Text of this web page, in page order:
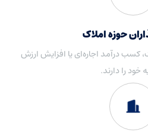
حوزه املاک
کسب درآمد اجاره‌ای یا افزایش ارزش
خود را دارند.